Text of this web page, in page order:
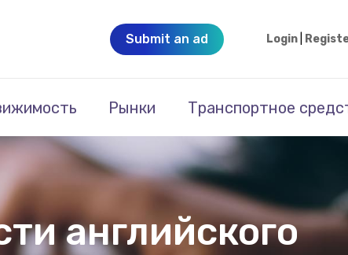
Submit an ad Login
Рынки Транспортное
английского